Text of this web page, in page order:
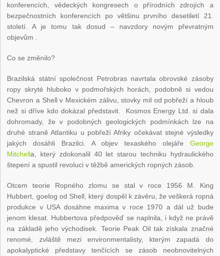
konferencích, vědeckých kongresech o přírodních zdrojích a
bezpečnostních konferencích po většinu prvního desetiletí 21.
století. A je tomu tak dosud – navzdory novým převratným
objevům .
Co se změnilo?
Brazilská státní společnost Petrobras navrtala obrovské zásoby
ropy skryté hluboko v podmořských horách, podobně si vedou
Chevron a Shell v Mexickém zálivu, stovky mil od pobřeží a hloub
než si dříve kdo dokázal představit. Kosmos Energy Ltd. si dala
dohromady, že v podobných geologických podmínkách lze na
druhé straně Atlantiku u pobřeží Afriky očekávat stejné výsledky
jakých dosáhli Brazilci. A objev texaského olejáře George
Mitchella, který zdokonalil 40 let starou techniku hydraulického
štepení a spustil revoluci v těžbě amerických ropných zásob.
Otcem teorie Ropného zlomu se stal v roce 1956 M. King
Hubbert, goelog od Shell, který dospěl k závěru, že veškerá ropná
produkce v USA dosáhne maxima v roce 1970 a dál už bude
jenom klesat. Hubbertova předpověď se naplnila, i když ne právě
na základě jeho východisek. Teorie Peak Oil tak získala značné
renomé, zvláště mezi environmentalisty, kterým zapadá do
apokalyptické představy tenčících se zásob neobnovitelných